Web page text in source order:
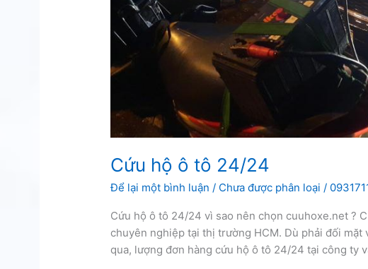
Cứu hộ ô tô 24/24
Để lại một bình luận / Chưa được phân loại /
Cứu hộ ô tô 24/24 vì sao nên chọn cuuhoxe.net ?
chuyên nghiệp tại thị trường HCM. Dù phải đối
qua, lượng đơn hàng cứu hộ ô tô 24/24 tại công ty